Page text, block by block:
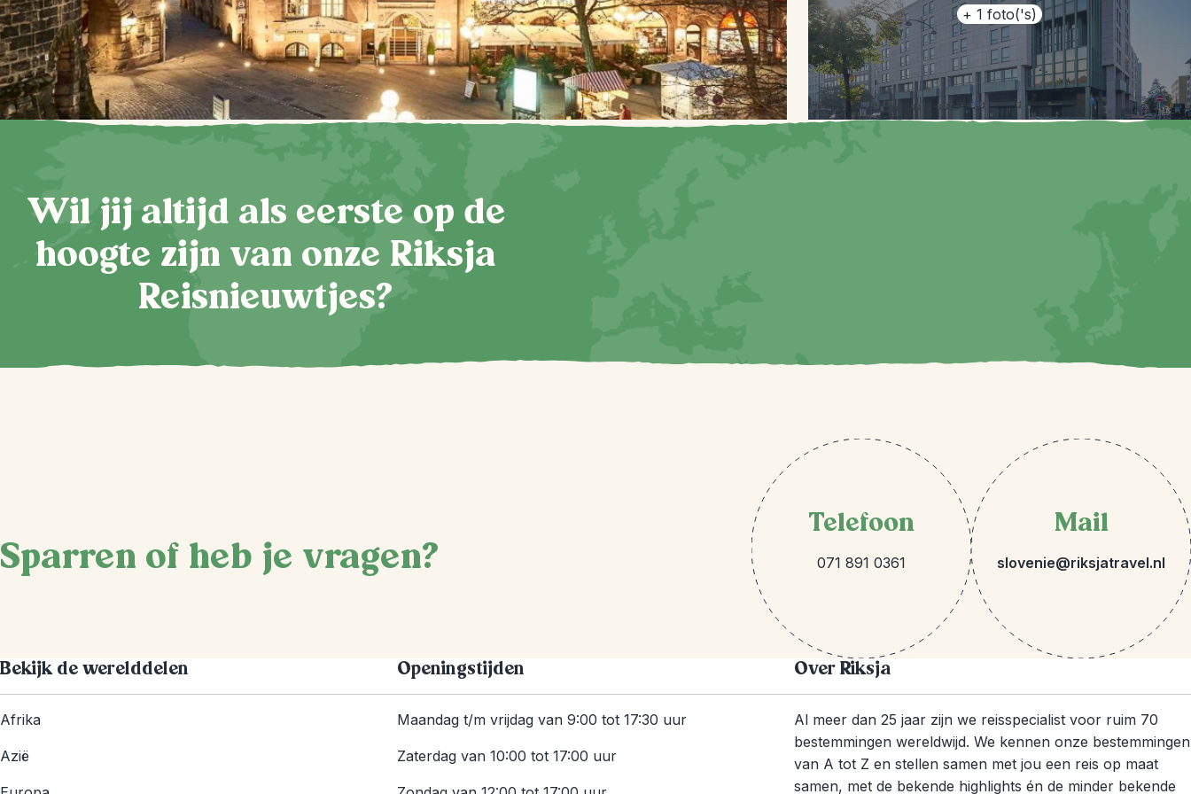
+ 1 foto('s)
Wil jij altijd als eerste op de
hoogte zijn van onze Riksja
Reisnieuwtjes?
Sparren of heb je vragen?
Telefoon
071 891 0361
Mail
slovenie@riksjatravel.nl
Bekijk de werelddelen
Afrika
Azië
Openingstijden
Maandag t/m vrijdag van 9:00 tot 17:30 uur
Zaterdag van 10:00 tot 17:00 uur
Over Riksja
Al meer dan 25 jaar zijn we reisspecialist voor ruim 70
bestemmingen wereldwijd. We kennen onze bestemmingen
van A tot Z en stellen samen met jou een reis op maat
samen, met de bekende highlights én de minder bekende